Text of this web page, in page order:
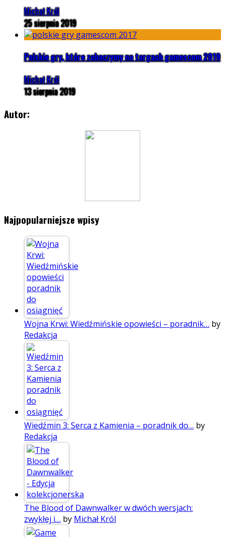
Michał Król
25 sierpnia 2019
Polskie gry, które zobaczymy na targach gamescom 2019
Michał Król
13 sierpnia 2019
Autor:
Najpopularniejsze wpisy
Wojna Krwi: Wiedźmińskie opowieści – poradnik… by
Redakcja
Wiedźmin 3: Serca z Kamienia – poradnik do… by
Redakcja
The Blood of Dawnwalker w dwóch wersjach:
zwykłej i… by Michał Król